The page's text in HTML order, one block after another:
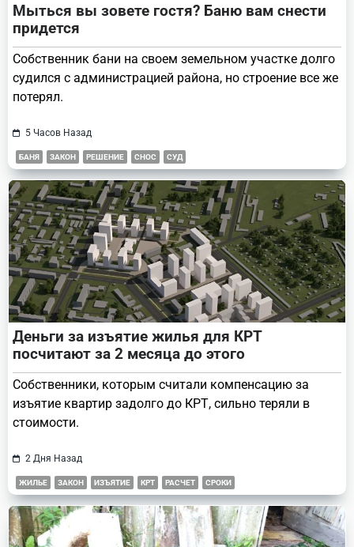
Мыться вы зовете гостя? Баню вам снести
придется
Собственник бани на своем земельном участке долго
судился с администрацией района, но строение все же
потерял.
5 Часов Назад
БАНЯ ЗАКОН РЕШЕНИЕ СНОС СУД
Деньги за изъятие жилья для КРТ
посчитают за 2 месяца до этого
Собственники, которым считали компенсацию за
изъятие квартир задолго до КРТ, сильно теряли в
стоимости.
2 Дня Назад
ЖИЛЬЕ ЗАКОН ИЗЪЯТИЕ КРТ РАСЧЕТ СРОКИ